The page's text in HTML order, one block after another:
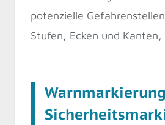
potenzielle
Stufen, Ecken und Kanten,